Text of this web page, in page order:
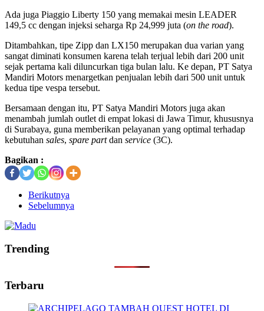
Ada juga Piaggio Liberty 150 yang memakai mesin LEADER
149,5 cc dengan injeksi seharga Rp 24,999 juta (on the road).
Ditambahkan, tipe Zipp dan LX150 merupakan dua varian yang
sangat diminati konsumen karena telah terjual lebih dari 200 unit
sejak pertama kali diluncurkan tiga bulan lalu. Ke depan, PT Satya
Mandiri Motors menargetkan penjualan lebih dari 500 unit untuk
kedua tipe vespa tersebut.
Bersamaan dengan itu, PT Satya Mandiri Motors juga akan
menambah jumlah outlet di empat lokasi di Jawa Timur, khususnya
di Surabaya, guna memberikan pelayanan yang optimal terhadap
kebutuhan sales, spare partdan service (3C).
Bagikan :
Berikutnya
Sebelumnya
Trending
Terbaru